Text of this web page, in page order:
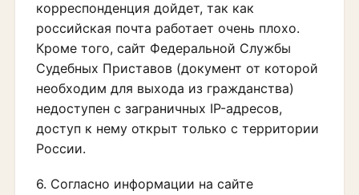
корреспонденция дойдет, так как
российская почта работает очень плохо.
Кроме того, сайт Федеральной Службы
Судебных Приставов (документ от которой
необходим для выхода из гражданства)
недоступен с заграничных IP-адресов,
доступ к нему открыт только с территории
России.
6. Согласно информации на сайте